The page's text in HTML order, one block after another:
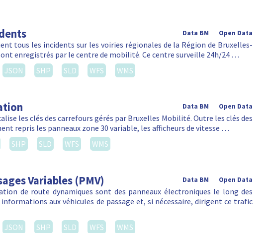
Open Data
Data BM
tous les incidents sur les voiries régionales de la Région de Bruxelles-
enregistrés par le centre de mobilité. Ce centre surveille 24h/24 …
JSON SHP SLD WFS WMS
Open Data
Data BM
les clés des carrefours gérés par Bruxelles Mobilité. Outre les clés des
repris les panneaux zone 30 variable, les afficheurs de vitesse …
SHP SLD WFS WMS
Variables (PMV) Open Data
Data BM
de route dynamiques sont des panneaux électroniques le long des
aux véhicules de passage et, si nécessaire, dirigent ce trafic
JSON SHP SLD WFS WMS